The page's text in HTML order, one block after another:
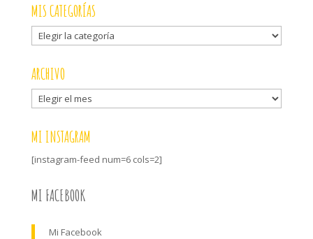
MIS CATEGORÍAS
Mis
categorías
ARCHIVO
Archivo
MI INSTAGRAM
[instagram-feed num=6 cols=2]
MI FACEBOOK
Mi Facebook